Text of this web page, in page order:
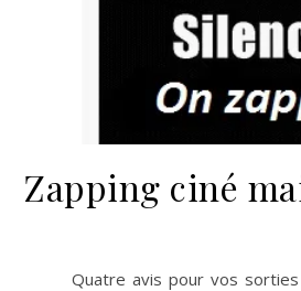
Zapping ciné
Quatre avis pour vos